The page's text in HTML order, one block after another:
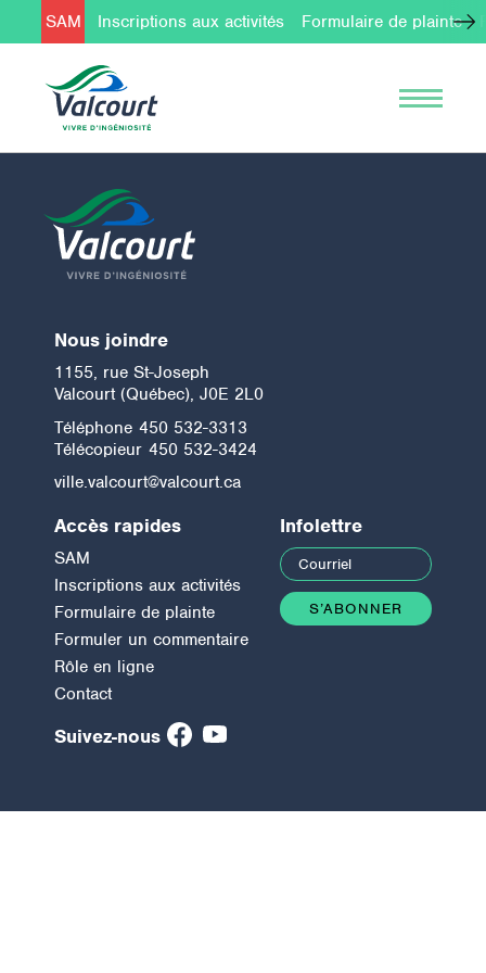
SAM Inscriptions aux activités Formulaire de plainte
Nous joindre
1155, rue St-Joseph
Valcourt (Québec), J0E 2L0
Téléphone 450 532-3313
Télécopieur 450 532-3424
ville.valcourt@valcourt.ca
Accès rapides
SAM
Inscriptions aux activités
Formulaire de plainte
Formuler un commentaire
Rôle en ligne
Contact
Suivez-nous
Infolettre